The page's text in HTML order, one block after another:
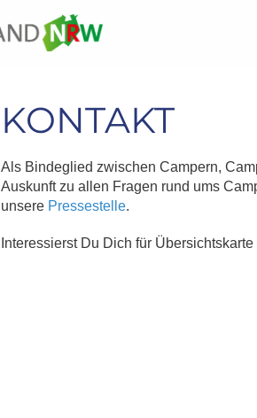
KONTAKT
Als Bindeglied zwischen Campern,
Auskunft zu allen Fragen rund ums
unsere Pressestelle.
Interessierst Du Dich für